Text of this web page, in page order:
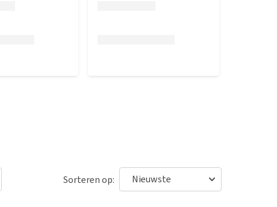
Sorteren op: